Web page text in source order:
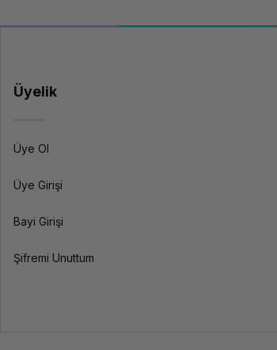
Üyelik
Üye Ol
Üye Girişi
Bayi Girişi
Şifremi Unuttum